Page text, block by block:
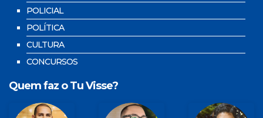
POLICIAL
POLÍTICA
CULTURA
CONCURSOS
Quem faz o Tu Visse?